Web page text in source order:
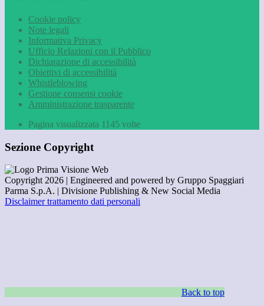
Cookie policy
Note legali
Informativa Privacy
Ufficio Relazioni con il Pubblico
Dichiarazione di accessibilità
Obiettivi di accessibilità
Whistleblowing
Gestione consensi cookie
Amministrazione trasparente
Pagina visualizzata 1145 volte
Sezione Copyright
Copyright 2026 | Engineered and powered by Gruppo Spaggiari
Parma S.p.A. | Divisione Publishing & New Social Media
Disclaimer trattamento dati personali
Back to top